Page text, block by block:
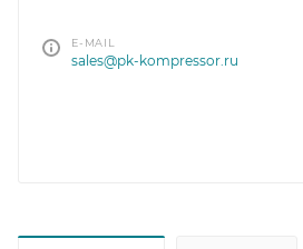
E-MAIL
sales@pk-kompressor.ru